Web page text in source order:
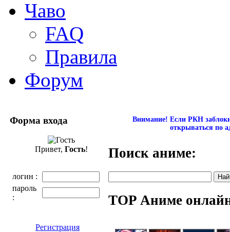
Чаво
FAQ
Правила
Форум
Форма входа
Привет, Гость!
логин :
пароль
:
Регистрация
Внимание! Если РКН
открываться по
Поиск аниме:
TOP Аниме